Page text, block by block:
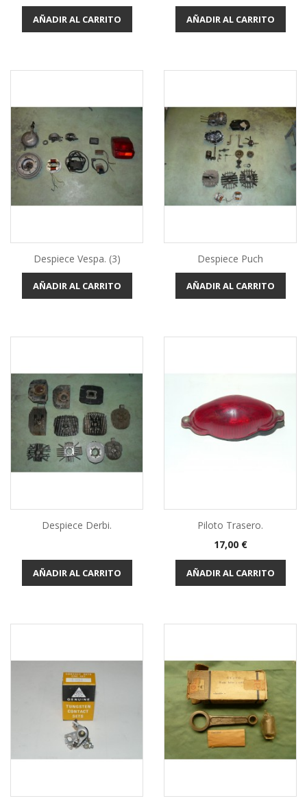
AÑADIR AL CARRITO AÑADIR AL CARRITO
Despiece Vespa. (3)
AÑADIR AL CARRITO
Despiece Puch
AÑADIR AL CARRITO
Despiece Derbi.
AÑADIR AL CARRITO
Piloto Trasero.
Precio
17,00 €
AÑADIR AL CARRITO